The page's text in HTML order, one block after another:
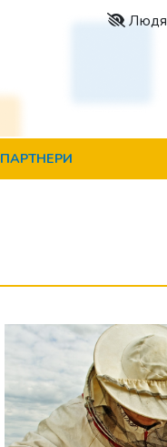
ПАРТНЕРИ